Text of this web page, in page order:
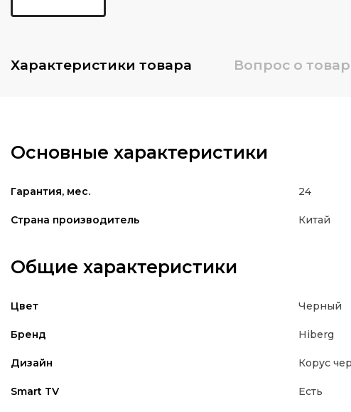
Характеристики товара Вопрос о
Основные характеристики
Гарантия, мес. 24
Страна производитель Китай
Общие характеристики
Цвет Черный
Бренд Hiberg
Дизайн Корус
Smart TV Есть